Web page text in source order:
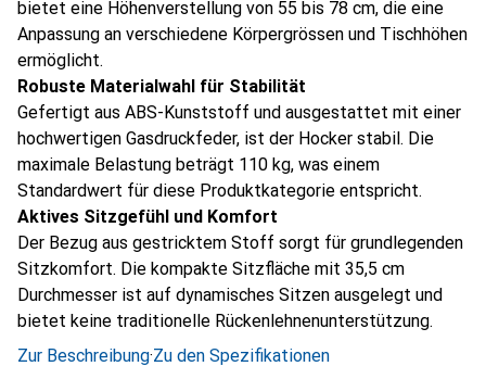
bietet eine Höhenverstellung von 55 bis 78 cm, die eine
Anpassung an verschiedene Körpergrössen und Tischhöhen
ermöglicht.
Robuste Materialwahl für Stabilität
Gefertigt aus ABS-Kunststoff und ausgestattet mit einer
hochwertigen Gasdruckfeder, ist der Hocker stabil. Die
maximale Belastung beträgt 110 kg, was einem
Standardwert für diese Produktkategorie entspricht.
Aktives Sitzgefühl und Komfort
Der Bezug aus gestricktem Stoff sorgt für grundlegenden
Sitzkomfort. Die kompakte Sitzfläche mit 35,5 cm
Durchmesser ist auf dynamisches Sitzen ausgelegt und
bietet keine traditionelle Rückenlehnenunterstützung.
Zur Beschreibung·Zu den Spezifikationen